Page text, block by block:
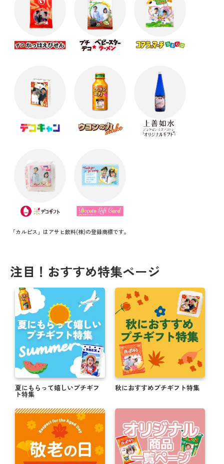
「カルピス」はアサヒ飲料(株)の登録商標です。
注目！おすすめ特集ページ
夏にもらって嬉しいプチギフ
ト特集
秋におすすめプチギフト特集